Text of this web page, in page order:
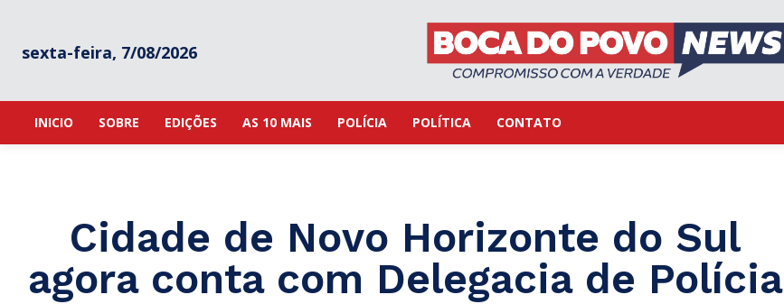
sexta-feira, 7/08/2026
INICIO SOBRE EDIÇÕES AS 10 MAIS POLÍCIA POLÍTICA CONTATO
Cidade de Novo Horizonte do Sul
agora conta com Delegacia de Polícia